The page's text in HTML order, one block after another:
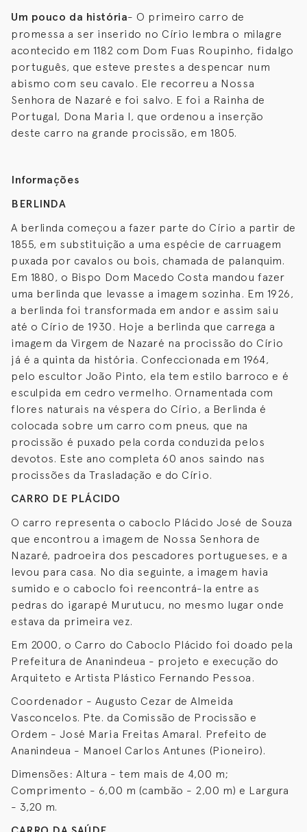
Um pouco da história- O primeiro carro de
promessa a ser inserido no Círio lembra o milagre
acontecido em 1182 com Dom Fuas Roupinho, fidalgo
português, que esteve prestes a despencar num
abismo com seu cavalo. Ele recorreu a Nossa
Senhora de Nazaré e foi salvo. E foi a Rainha de
Portugal, Dona Maria I, que ordenou a inserção
deste carro na grande procissão, em 1805.
Informações
BERLINDA
A berlinda começou a fazer parte do Círio a partir de
1855, em substituição a uma espécie de carruagem
puxada por cavalos ou bois, chamada de palanquim.
Em 1880, o Bispo Dom Macedo Costa mandou fazer
uma berlinda que levasse a imagem sozinha. Em 1926,
a berlinda foi transformada em andor e assim saiu
até o Círio de 1930. Hoje a berlinda que carrega a
imagem da Virgem de Nazaré na procissão do Círio
já é a quinta da história. Confeccionada em 1964,
pelo escultor João Pinto, ela tem estilo barroco e é
esculpida em cedro vermelho. Ornamentada com
flores naturais na véspera do Círio, a Berlinda é
colocada sobre um carro com pneus, que na
procissão é puxado pela corda conduzida pelos
devotos. Este ano completa 60 anos saindo nas
procissões da Trasladação e do Círio.
CARRO DE PLÁCIDO
O carro representa o caboclo Plácido José de Souza
que encontrou a imagem de Nossa Senhora de
Nazaré, padroeira dos pescadores portugueses, e a
levou para casa. No dia seguinte, a imagem havia
sumido e o caboclo foi reencontrá-la entre as
pedras do igarapé Murutucu, no mesmo lugar onde
estava da primeira vez.
Em 2000, o Carro do Caboclo Plácido foi doado pela
Prefeitura de Ananindeua - projeto e execução do
Arquiteto e Artista Plástico Fernando Pessoa.
Coordenador - Augusto Cezar de Almeida
Vasconcelos. Pte. da Comissão de Procissão e
Ordem - José Maria Freitas Amaral. Prefeito de
Ananindeua - Manoel Carlos Antunes (Pioneiro).
Dimensões: Altura - tem mais de 4,00 m;
Comprimento - 6,00 m (cambão - 2,00 m) e Largura
- 3,20 m.